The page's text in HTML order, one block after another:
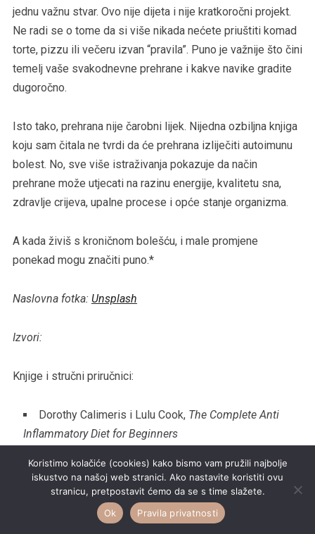
jednu važnu stvar. Ovo nije dijeta i nije kratkoročni projekt.
Ne radi se o tome da si više nikada nećete priuštiti komad
torte, pizzu ili večeru izvan “pravila”. Puno je važnije što čini
temelj vaše svakodnevne prehrane i kakve navike gradite
dugoročno.
Isto tako, prehrana nije čarobni lijek. Nijedna ozbiljna knjiga
koju sam čitala ne tvrdi da će prehrana izliječiti autoimunu
bolest. No, sve više istraživanja pokazuje da način
prehrane može utjecati na razinu energije, kvalitetu sna,
zdravlje crijeva, upalne procese i opće stanje organizma.
A kada živiš s kroničnom bolešću, i male promjene
ponekad mogu značiti puno.*
Naslovna fotka: Unsplash
Izvori:
Knjige i stručni priručnici:
Dorothy Calimeris i Lulu Cook, The Complete Anti
Inflammatory Diet for Beginners
Grace Bennet, Anti-inflammatory diet cookbook for
beginners
Stručne zdravstvene institucije i organizacije:
Koristimo kolačiće (cookies) kako bismo vam pružili najbolje
iskustvo na našoj web stranici. Ako nastavite koristiti ovu
stranicu, pretpostavit ćemo da se s time slažete.
Ok
Pravila privatnosti